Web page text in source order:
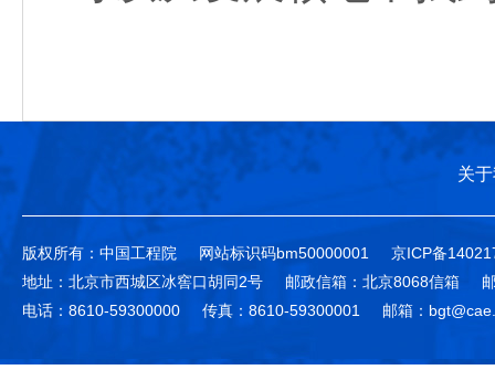
关
版权所有：中国工程院 网站标识码bm50000001
京ICP备
地址：北京市西城区冰窖口胡同2号
邮政信箱：北京8068信箱
电话：8610-59300000
传真：8610-59300001 邮箱：